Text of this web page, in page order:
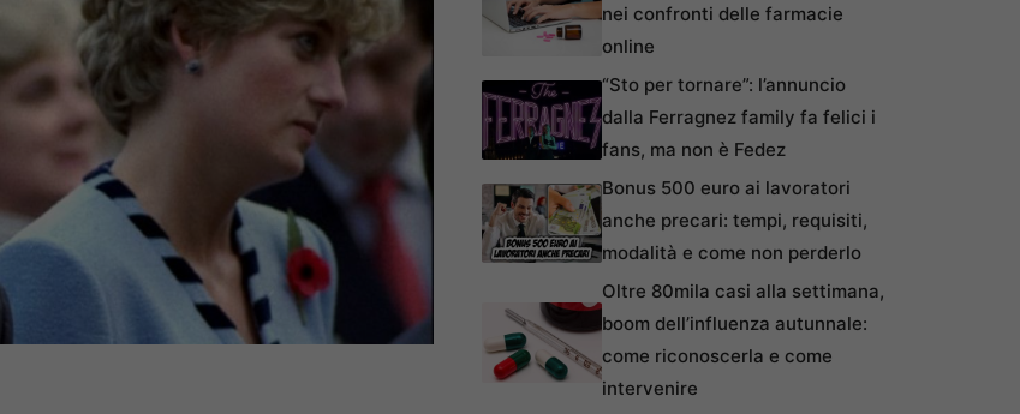
nei confronti delle farmacie
online
“Sto per tornare”: l’annuncio
dalla Ferragnez family fa felici i
fans, ma non è Fedez
Bonus 500 euro ai lavoratori
anche precari: tempi, requisiti,
modalità e come non perderlo
Oltre 80mila casi alla settimana,
boom dell’influenza autunnale:
come riconoscerla e come
intervenire